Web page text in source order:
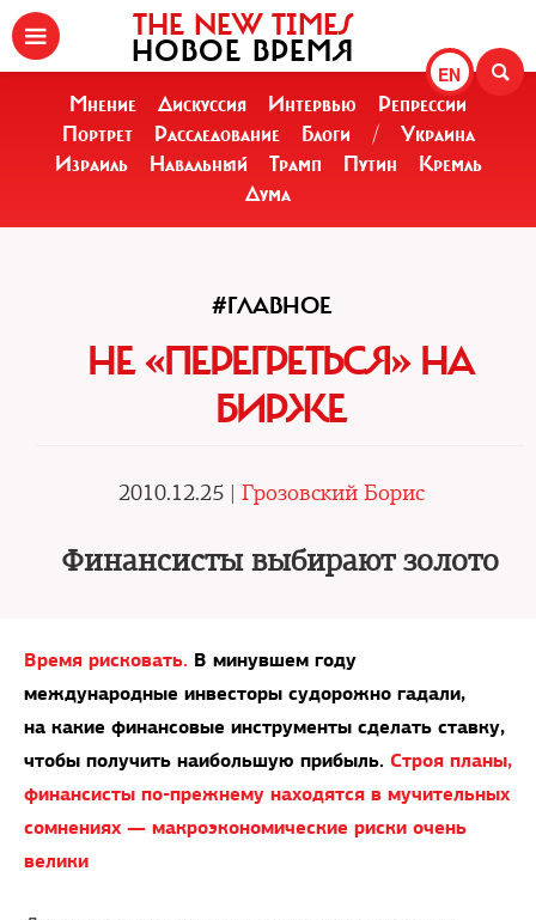
EN
THE NEW TIMES
НОВОЕ ВРЕМЯ
Мнение Дискуссия Интервью
Репрессии
Портрет
Расследование Блоги /
Украина
Израиль
Навальный Трамп Путин
Кремль
Дума
#ГЛАВНОЕ
НЕ «ПЕРЕГРЕТЬСЯ» НА
БИРЖЕ
2010.12.25 | Грозовский Борис
Финансисты выбирают золото
Время рисковать. В минувшем году
международные инвесторы судорожно гадали,
на какие финансовые инструменты сделать ставку,
чтобы получить наибольшую прибыль. Строя планы,
финансисты по-прежнему находятся в мучительных
сомнениях — макроэкономические риски очень
велики